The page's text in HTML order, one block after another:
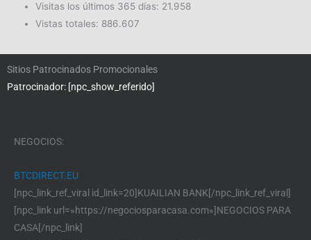
Visitas los últimos 365 días: 21.958
Vistas totales: 886.607
Sitios Patrocinados Promocionales
Patrocinador: [npc_show_referido]
NEGOCIOS:
BTCDIRECT.EU
[npc_link_ref_viral id_link=20]KUAILIAN BANK[/npc_link_ref_viral]
[npc_link url=»https://negociosparacasa.com»]NEGOCIOS PARA
CASA[/npc_link]